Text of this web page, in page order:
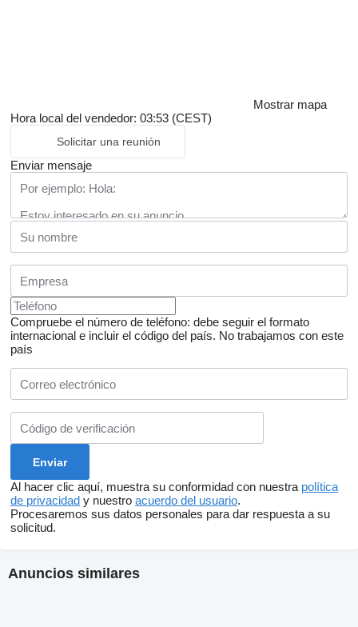
Mostrar mapa
Hora local del vendedor: 03:53 (CEST)
Solicitar una reunión
Enviar mensaje
Compruebe el número de teléfono: debe seguir el formato
internacional e incluir el código del país. No trabajamos con este
país
Al hacer clic aquí, muestra su conformidad con nuestra política
de privacidad y nuestro acuerdo del usuario.
Procesaremos sus datos personales para dar respuesta a su
solicitud.
Anuncios similares